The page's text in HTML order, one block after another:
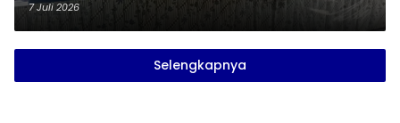
BPD Resmi Dibentuk
7 Juli 2026
Selengkapnya